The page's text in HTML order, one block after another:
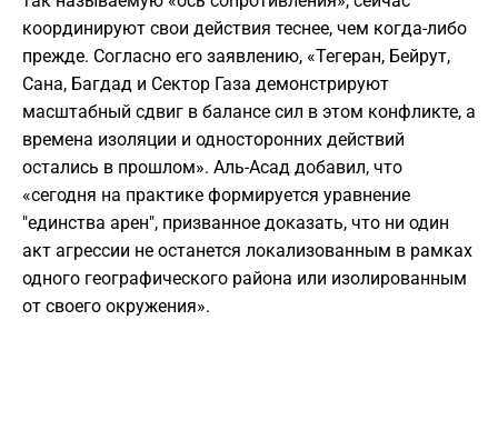
координируют свои действия теснее, чем когда-либо
прежде. Согласно его заявлению, «Тегеран, Бейрут,
Сана, Багдад и Сектор Газа демонстрируют
масштабный сдвиг в балансе сил в этом конфликте, а
времена изоляции и односторонних действий
остались в прошлом». Аль-Асад добавил, что
«сегодня на практике формируется уравнение
"единства арен", призванное доказать, что ни один
акт агрессии не останется локализованным в рамках
одного географического района или изолированным
от своего окружения».